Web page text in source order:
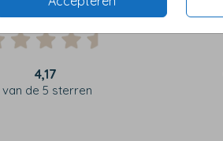
4,17
van de 5 sterren